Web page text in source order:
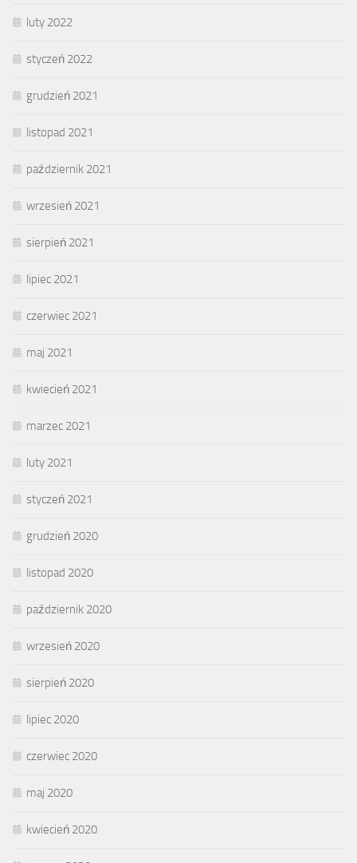
luty 2022
styczeń 2022
grudzień 2021
listopad 2021
październik 2021
wrzesień 2021
sierpień 2021
lipiec 2021
czerwiec 2021
maj 2021
kwiecień 2021
marzec 2021
luty 2021
styczeń 2021
grudzień 2020
listopad 2020
październik 2020
wrzesień 2020
sierpień 2020
lipiec 2020
czerwiec 2020
maj 2020
kwiecień 2020